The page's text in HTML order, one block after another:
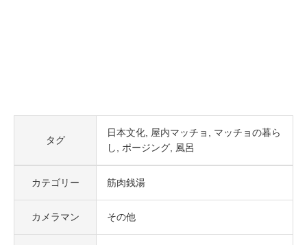
タグ
日本文化 屋内マッチョ
マッチョの暮ら
し
ポージング 風呂
カテゴリー 筋肉銭湯
カメラマン その他